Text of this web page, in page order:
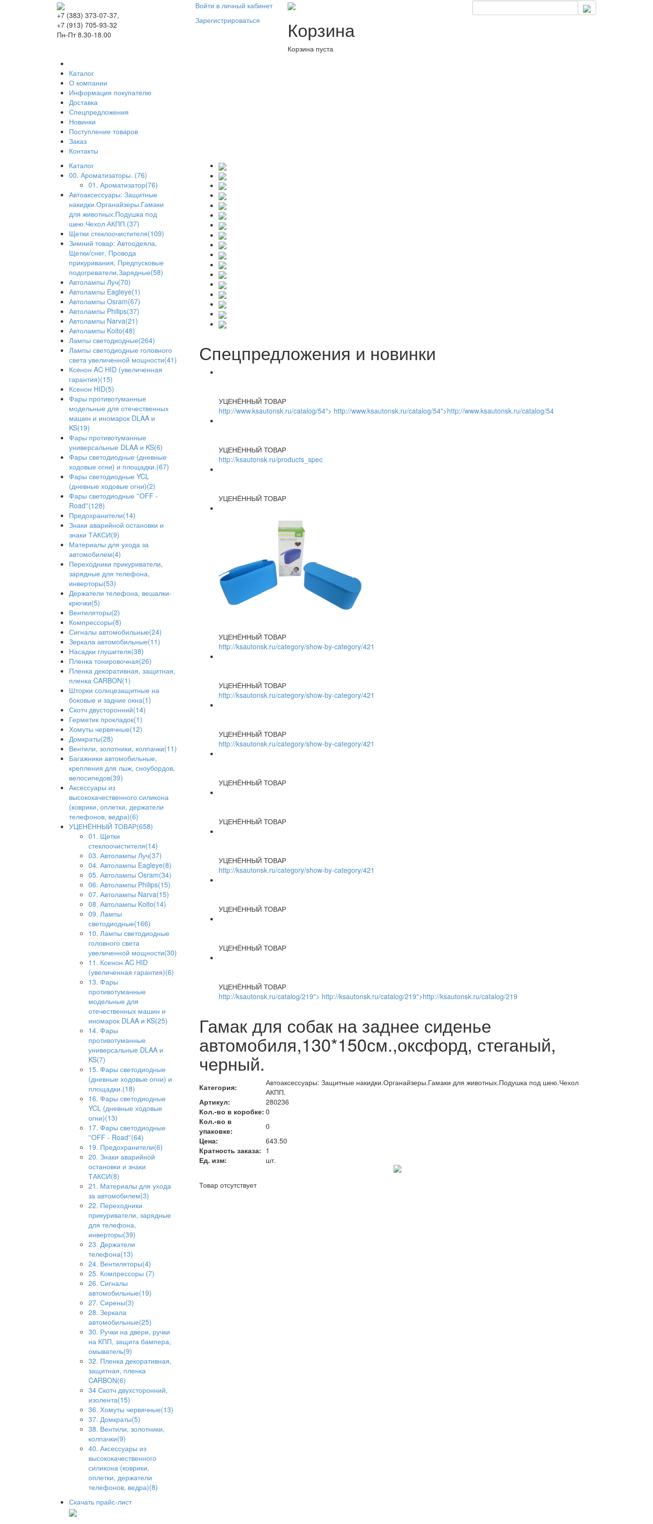
+7 (383) 373-07-37,
+7 (913) 705-93-32
Пн-Пт 8.30-18.00
Войти в личный кабинет
Зарегистрироваться
Корзина
Корзина пуста
Каталог
О компании
Информация покупателю
Доставка
Спецпредложения
Новинки
Поступление товаров
Заказ
Контакты
Каталог
00. Ароматизаторы. (76)
01. Ароматизатор(76)
Автоаксессуары: Защитные
накидки.Органайзеры.Гамаки
для животных.Подушка под
шею.Чехол АКПП.(37)
Щетки стеклоочистителя(109)
Зимний товар: Автоодеяла,
Щетки/снег, Провода
прикуривания, Предпусковые
подогреватели,Зарядные(58)
Автолампы Луч(70)
Автолампы Eagleye(1)
Автолампы Osram(67)
Автолампы Philips(37)
Автолампы Narva(21)
Автолампы Koito(48)
Лампы светодиодные(264)
Лампы светодиодные головного
света увеличенной мощности(41)
Ксенон AC HID (увеличенная
гарантия)(15)
Ксенон HID(5)
Фары противотуманные
модельные для отечественных
машин и иномарок DLAA и
KS(19)
Фары противотуманные
универсальные DLAA и KS(6)
Фары светодиодные (дневные
ходовые огни) и площадки.(67)
Фары светодиодные YCL
(дневные ходовые огни)(2)
Фары светодиодные ''OFF -
Road''(128)
Предохранители(14)
Знаки аварийной остановки и
знаки ТАКСИ(9)
Материалы для ухода за
автомобилем(4)
Переходники прикуриватели,
зарядные для телефона,
инверторы(53)
Держатели телефона, вешалки-
крючки(5)
Вентиляторы(2)
Компрессоры(8)
Сигналы автомобильные(24)
Зеркала автомобильные(11)
Насадки глушителя(38)
Пленка тонировочная(26)
Пленка декоративная, защитная,
пленка CARBON(1)
Шторки солнцезащитные на
боковые и задние окна(1)
Скотч двусторонний(14)
Герметик прокладок(1)
Хомуты червячные(12)
Домкраты(28)
Вентили, золотники, колпачки(11)
Багажники автомобильные,
крепления для лыж, сноубордов,
велосипедов(39)
Аксессуары из
высококачественного силикона
(коврики, оплетки, держатели
телефонов, ведра)(6)
УЦЕНЁННЫЙ ТОВАР(658)
01. Щетки
стеклоочистителя(14)
03. Автолампы Луч(37)
04. Автолампы Eagleye(8)
05. Автолампы Osram(34)
06. Автолампы Philips(15)
07. Автолампы Narva(15)
08. Автолампы Koito(14)
09. Лампы
светодиодные(166)
10. Лампы светодиодные
головного света
увеличенной мощности(30)
11. Ксенон AC HID
(увеличенная гарантия)(6)
13. Фары
противотуманные
модельные для
отечественных машин и
иномарок DLAA и KS(25)
14. Фары
противотуманные
универсальные DLAA и
KS(7)
15. Фары светодиодные
(дневные ходовые огни) и
площадки.(18)
16. Фары светодиодные
YCL (дневные ходовые
огни)(13)
17. Фары светодиодные
''OFF - Road''(64)
19. Предохранители(6)
20. Знаки аварийной
остановки и знаки
ТАКСИ(8)
21. Материалы для ухода
за автомобилем(3)
22. Переходники
прикуриватели, зарядные
для телефона,
инверторы(39)
23. Держатели
телефона(13)
24. Вентиляторы(4)
25. Компрессоры (7)
26. Сигналы
автомобильные(19)
27. Сирены(3)
28. Зеркала
автомобильные(25)
30. Ручки на двери, ручки
на КПП, защита бампера,
омыватель(9)
32. Пленка декоративная,
защитная, пленка
CARBON(6)
34 Скотч двухсторонний,
изолента(15)
36. Хомуты червячные(13)
37. Домкраты(5)
38. Вентили, золотники,
колпачки(9)
40. Аксессуары из
высококачественного
силикона (коврики,
оплетки, держатели
телефонов, ведра)(8)
Скачать прайс-лист
Спецпредложения и новинки
УЦЕНЁННЫЙ ТОВАР
http://www.ksautonsk.ru/catalog/54"> http://www.ksautonsk.ru/catalog/54">http://www.ksautonsk.ru/catalog/54
УЦЕНЁННЫЙ ТОВАР
http://ksautonsk.ru/products_spec
УЦЕНЁННЫЙ ТОВАР
УЦЕНЁННЫЙ ТОВАР
http://ksautonsk.ru/category/show-by-category/421
УЦЕНЁННЫЙ ТОВАР
http://ksautonsk.ru/category/show-by-category/421
УЦЕНЁННЫЙ ТОВАР
http://ksautonsk.ru/category/show-by-category/421
УЦЕНЁННЫЙ ТОВАР
УЦЕНЁННЫЙ ТОВАР
УЦЕНЁННЫЙ ТОВАР
http://ksautonsk.ru/category/show-by-category/421
УЦЕНЁННЫЙ ТОВАР
УЦЕНЁННЫЙ ТОВАР
УЦЕНЁННЫЙ ТОВАР
http://ksautonsk.ru/catalog/219"> http://ksautonsk.ru/catalog/219">http://ksautonsk.ru/catalog/219
Гамак для собак на заднее сиденье
автомобиля,130*150см.,оксфорд, стеганый,
черный.
Категория:
Автоаксессуары: Защитные накидки.Органайзеры.Гамаки для животных.Подушка под шею.Чехол
АКПП.
Артикул:
280236
Кол.-во в коробке: 0
Кол.-во в
упаковке:
0
Цена:
643.50
Кратность заказа: 1
Ед. изм:
шт.
Товар отсутствует